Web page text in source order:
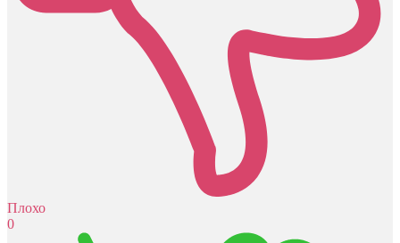
Плохо
0